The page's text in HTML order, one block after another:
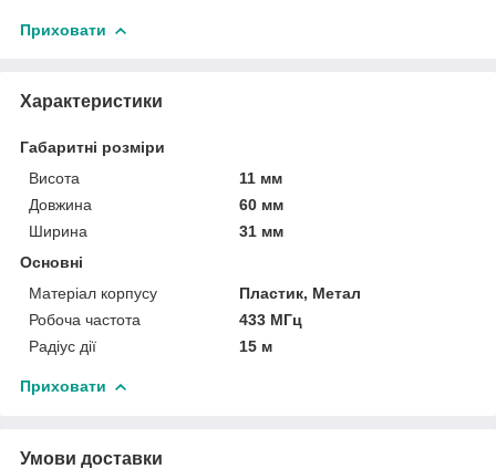
Приховати
Характеристики
Габаритні розміри
Висота
11 мм
Довжина
60 мм
Ширина
31 мм
Основні
Матеріал корпусу
Пластик, Метал
Робоча частота
433 МГц
Радіус дії
15 м
Приховати
Умови доставки